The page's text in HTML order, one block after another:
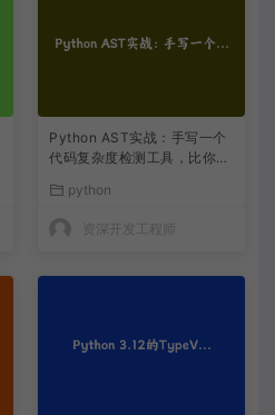
Python AST实战：手写一个
代码复杂度检测工具，比你自
python
资深开发工程师